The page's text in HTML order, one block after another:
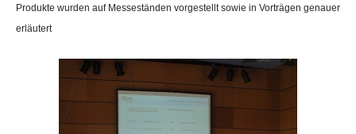
Produkte wurden auf Messeständen vorgestellt sowie in Vorträgen genauer
erläutert